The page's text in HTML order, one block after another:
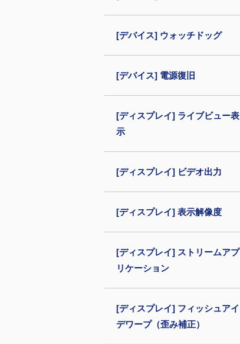
[デバイス] ウォッチドッグ
[デバイス] 電源復旧
[ディスプレイ] ライブビュー表
示
[ディスプレイ] ビデオ出力
[ディスプレイ] 表示解像度
[ディスプレイ] ストリームアプ
リケーション
[ディスプレイ] フィッシュアイ
デワープ（歪み補正）